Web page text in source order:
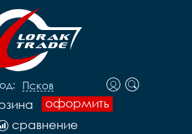
Псков
оформить
сравнение